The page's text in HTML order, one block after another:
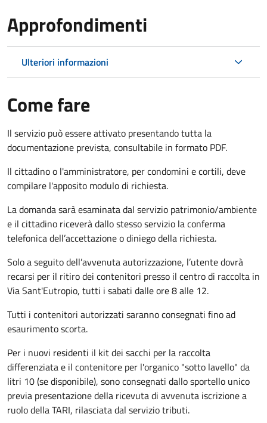
Approfondimenti
Ulteriori informazioni
Come fare
Il servizio può essere attivato presentando tutta la
documentazione prevista, consultabile in formato PDF.
Il cittadino o l'amministratore, per condomini e cortili, deve
compilare l'apposito modulo di richiesta.
La domanda sarà esaminata dal servizio patrimonio/ambiente
e il cittadino riceverà dallo stesso servizio la conferma
telefonica dell’accettazione o diniego della richiesta.
Solo a seguito dell’avvenuta autorizzazione, l’utente dovrà
recarsi per il ritiro dei contenitori presso il centro di raccolta in
Via Sant'Eutropio, tutti i sabati dalle ore 8 alle 12.
Tutti i contenitori autorizzati saranno consegnati fino ad
esaurimento scorta.
Per i nuovi residenti il kit dei sacchi per la raccolta
differenziata e il contenitore per l'organico "sotto lavello" da
litri 10 (se disponibile), sono consegnati dallo sportello unico
previa presentazione della ricevuta di avvenuta iscrizione a
ruolo della TARI, rilasciata dal servizio tributi.